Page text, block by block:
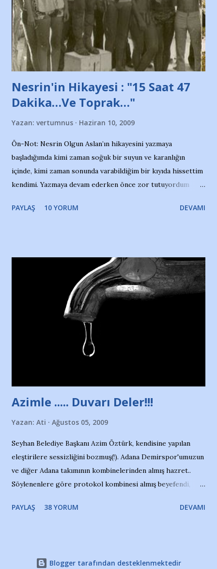
ait tanıtıcı ilanların asılmasına izin veren Bursa Büyükşehir
Belediyesi ile mağazaların bulunduğu alışveriş merkezlerini
de kınıyoruz'' diye de eklemiş .. Blogumuzda okuduğum bu
yazının hemen ardından bu habe...
Nesrin'in Hikayesi : "15 Saat 47
Dakika…Ve Toprak…"
Yazan: vertumnus Haziran 10, 2009
Ön-Not: Nesrin Olgun Aslan’ın hikayesini yazmaya
başladığımda kimi zaman soğuk bir suyun ve karanlığın
içinde, kimi zaman sonunda varabildiğim bir kıyıda hissettim
kendimi. Yazmaya devam ederken önce zor tutuyordum
Yazımı, ağlayarak bitirebildim ancak…Kendisinin web
Nesrin’in Hikayesi’ne başlıyorum… 1964 Adana Yüzme
havuzunun kenarında 7 yaşında kara kuru bir kız çocuğu
duruyor. Havuzun içinde Adana Demirspor Kulübü
yüzücüleri. Erkekler çoğunlukta. Küçük kız etrafına bakıyor.
Sadece 4 kız çocuğu var. Nesrin, Adana Demirspor’un 4
kızından biri oluyor o gün…Giriyor havuza. 1973 – 1975
Adana Nesrin, 16 yaşında. Yüzüyor. 7 yaşında girdiği
Türkiye 3.lüğü var. 17 yaşında mar...
PAYLAŞ 10 YORUM DEVAMI
Azimle ..... Duvarı Deler!!!
Yazan: Ati Ağustos 05, 2009
Seyhan Belediye Başkanı Azim Öztürk, kendisine yapılan
eleştirilere sessizliğini bozmuş(!). Adana Demirspor'umuzun
ve diğer Adana takımının kombinelerinden almış hazret..
Söylenenlere göre protokol kombinesi almış beyefendi,
ki kombineyi Bekir Başkan'dan alırken; dillere destan..
Takımıma maddi gelir oldu diye seviniyorum, fakat bu
PAYLAŞ 38 YORUM DEVAMI
Blogger tarafından desteklenmektedir